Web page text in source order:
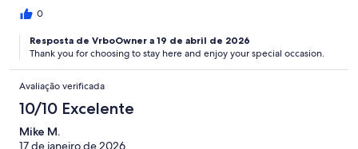
0
Resposta de VrboOwner a 19 de abril de 2026
Thank you for choosing to stay here and enjoy your special occasion.
Avaliação verificada
10/10 Excelente
Mike M.
17 de janeiro de 2026